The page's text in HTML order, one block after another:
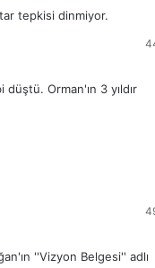
Orman'ın 3 yıldır
''Vizyon Belgesi'' adlı